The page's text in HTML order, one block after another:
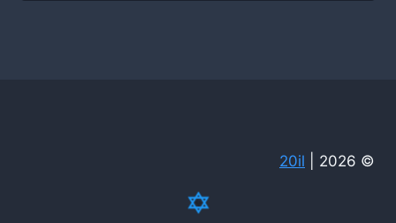
© 2026 |
20il